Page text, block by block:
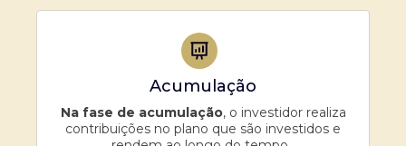
Acumulação
Na fase de acumulação, o investidor realiza
contribuições no plano que são investidos e